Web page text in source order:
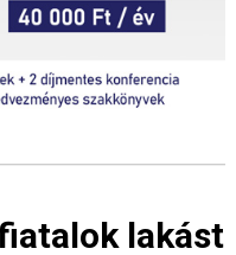
lakást